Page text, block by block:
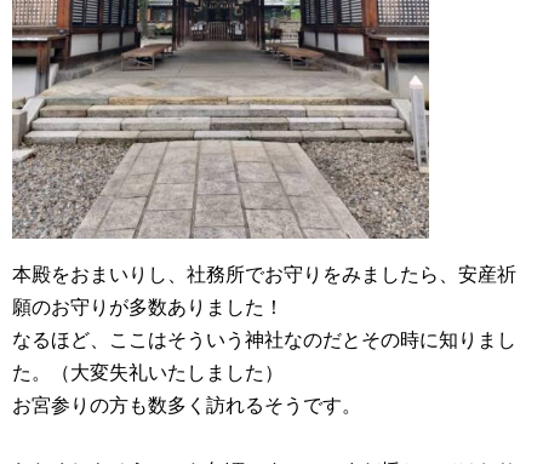
本殿をおまいりし、社務所でお守りをみましたら、安産祈
願のお守りが多数ありました！
なるほど、ここはそういう神社なのだとその時に知りまし
た。（大変失礼いたしました）
お宮参りの方も数多く訪れるそうです。